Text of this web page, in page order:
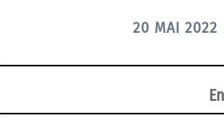
20 MAI 2022